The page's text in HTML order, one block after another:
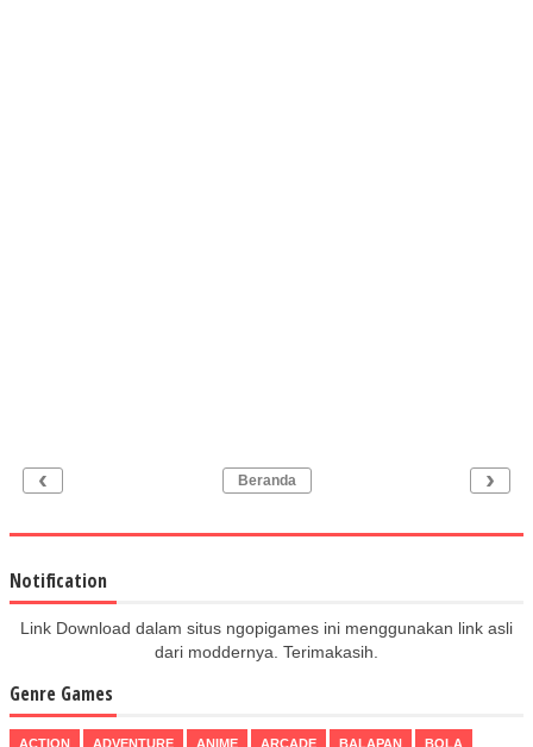
‹ ›
Beranda
Notification
Link Download dalam situs ngopigames ini menggunakan link asli
dari moddernya. Terimakasih.
Genre Games
ACTION ADVENTURE ANIME ARCADE BALAPAN BOLA